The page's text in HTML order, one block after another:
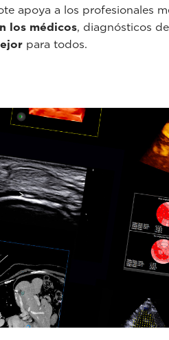
apoya a los profesionales
los médicos, diagnósticos
para todos.